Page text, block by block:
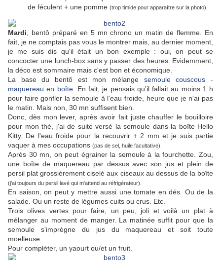
de féculent + une pomme (trop timide pour apparaître sur la photo)
Mardi , bentô préparé en 5 mn chrono un matin de flemme. En
fait, je ne comptais pas vous le montrer mais, au dernier moment,
je me suis dis qu'il était un bon exemple : oui, on peut se
concocter une lunch-box sans y passer des heures. Evidemment,
la déco est sommaire mais c'est bon et économique.
La base du bentô est mon mélange semoule couscous -
maquereau en boîte. En fait, je pensais qu'il fallait au moins 1 h
pour faire gonfler la semoule à l'eau froide, heure que je n'ai pas
le matin. Mais non, 30 mn suffisent bien.
Donc, dès mon lever, après avoir fait juste chauffer le bouilloire
pour mon thé, j'ai de suite versé la semoule dans la boîte Hello
Kitty. De l'eau froide pour la recouvrir + 2 mm et je suis partie
vaquer à mes occupations (pas de sel, huile facultative).
Après 30 mn, on peut égrainer la semoule à la fourchette. Zou,
une boîte de maquereau par dessus avec son jus et plein de
persil plat grossièrement ciselé aux ciseaux au dessus de la boîte
(j'ai toujours du persil lavé qui m'attend au réfrigérateur).
En saison, on peut y mettre aussi une tomate en dés. Ou de la
salade. Ou un reste de légumes cuits ou crus. Etc.
Trois olives vertes pour faire, un peu, joli et voilà un plat à
mélanger au moment de manger. La matinée suffit pour que la
semoule s'imprègne du jus du maquereau et soit toute
moelleuse.
Pour compléter, un yaourt ou/et un fruit.